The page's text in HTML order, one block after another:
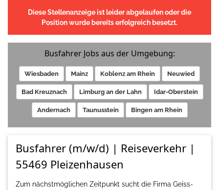
Diese Stellenanzeige ist leider abgelaufen oder die
Position wurde bereits erfolgreich besetzt.
Busfahrer Jobs aus der Umgebung:
Wiesbaden Mainz Koblenz am Rhein Neuwied
Bad Kreuznach Limburg an der Lahn Idar-Oberstein
Andernach Taunusstein Bingen am Rhein
Busfahrer (m/w/d) | Reiseverkehr |
55469 Pleizenhausen
Zum nächstmöglichen Zeitpunkt sucht die Firma Geiss-